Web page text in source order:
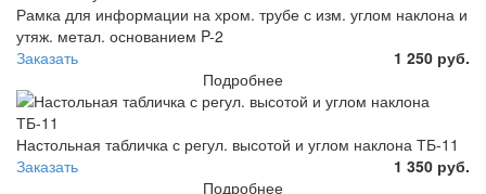
Рамка для информации на хром. трубе с изм. углом наклона и
утяж. метал. основанием P-2
Заказать
1 250 руб.
Подробнее
Настольная табличка с регул. высотой и углом наклона ТБ-11
Заказать
1 350 руб.
Подробнее